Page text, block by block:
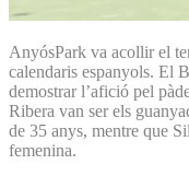
AnyósPark va acollir el
calendaris espanyols. El
demostrar l’afició pel
Ribera van ser els
de 35 anys, mentre que
femenina.